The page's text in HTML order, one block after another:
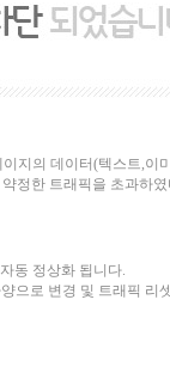
지의 데이터(텍스트,이
정한 트래픽을 초과하
동 정상화 됩니다.
으로 변경 및 트래픽 리